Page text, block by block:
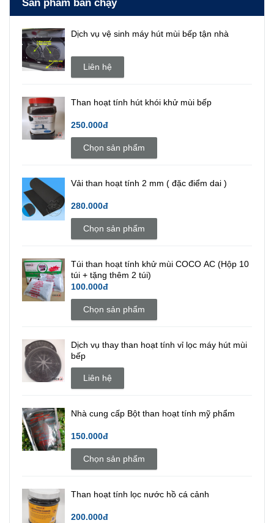
Sản phẩm bán chạy
Dịch vụ vệ sinh máy hút mùi bếp tận nhà
Liên hệ
Than hoạt tính hút khói khử mùi bếp
250.000đ
Chọn sản phẩm
Vải than hoạt tính 2 mm ( đặc điểm dai )
280.000đ
Chọn sản phẩm
Túi than hoạt tính khử mùi COCO AC (Hộp 10
túi + tặng thêm 2 túi)
100.000đ
Chọn sản phẩm
Dịch vụ thay than hoạt tính vỉ lọc máy hút mùi
bếp
Liên hệ
Nhà cung cấp Bột than hoạt tính mỹ phẩm
150.000đ
Chọn sản phẩm
Than hoạt tính lọc nước hồ cá cảnh
200.000đ